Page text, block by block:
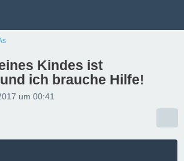
Kindes ist
ich brauche Hilfe!
um 00:41